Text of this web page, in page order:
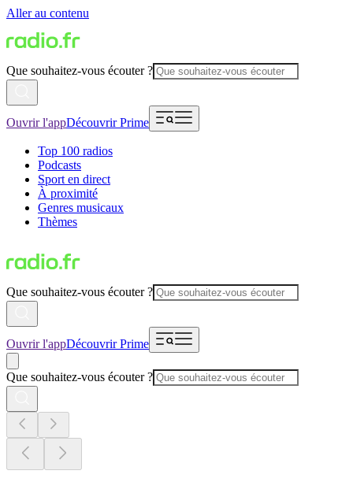
Aller au contenu
Que souhaitez-vous écouter ?
Ouvrir l'appDécouvrir Prime
Top 100 radios
Podcasts
Sport en direct
À proximité
Genres musicaux
Thèmes
Que souhaitez-vous écouter ?
Ouvrir l'appDécouvrir Prime
Que souhaitez-vous écouter ?